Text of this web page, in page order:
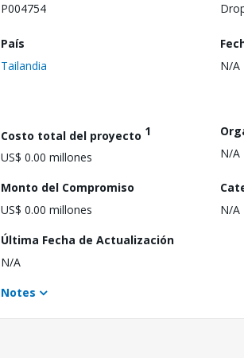
P004754
País
Tailandia
N/A
Costo total del proyecto 1
US$ 0.00 millones
N/A
Monto del Compromiso
US$ 0.00 millones
N/A
Última Fecha de Actualización
N/A
Notes